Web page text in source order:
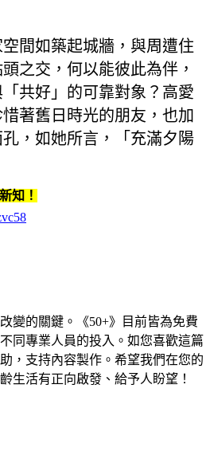
間如築起城牆，與周遭住
之交，何以能彼此為伴，
共好」的可靠對象？高愛
著舊日時光的朋友，也加
，如她所言，「充滿夕陽
知！
變的關鍵。《50+》目前皆為免費
同專業人員的投入。如您喜歡這篇
，支持內容製作。希望我們在您的
生活有正向啟發、給予人盼望！